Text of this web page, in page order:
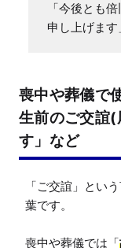
「今後とも
申し上げます
喪中や葬儀で
生前のご交誼(
す」など
「ご交誼」とい
葉です。
喪中や葬儀では「